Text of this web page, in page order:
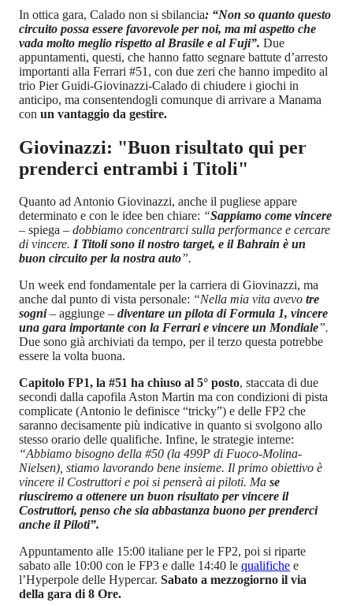
In ottica gara, Calado non si sbilancia: “Non so quanto questo
circuito possa essere favorevole per noi, ma mi aspetto che
vada molto meglio rispetto al Brasile e al Fuji”. Due
appuntamenti, questi, che hanno fatto segnare battute d’arresto
importanti alla Ferrari #51, con due zeri che hanno impedito al
trio Pier Guidi-Giovinazzi-Calado di chiudere i giochi in
anticipo, ma consentendogli comunque di arrivare a Manama
con un vantaggio da gestire.
Giovinazzi: "Buon risultato qui per
prenderci entrambi i Titoli"
Quanto ad Antonio Giovinazzi, anche il pugliese appare
determinato e con le idee ben chiare: “Sappiamo come vincere
– spiega – dobbiamo concentrarci sulla performance e cercare
di vincere. I Titoli sono il nostro target, e il Bahrain è un
buon circuito per la nostra auto”.
Un week end fondamentale per la carriera di Giovinazzi, ma
anche dal punto di vista personale: “Nella mia vita avevo tre
sogni– aggiunge – diventare un pilota di Formula 1, vincere
una gara importante con la Ferrari e vincere un Mondiale”.
Due sono già archiviati da tempo, per il terzo questa potrebbe
essere la volta buona.
Capitolo FP1, la #51 ha chiuso al 5° posto, staccata di due
secondi dalla capofila Aston Martin ma con condizioni di pista
complicate (Antonio le definisce “tricky”) e delle FP2 che
saranno decisamente più indicative in quanto si svolgono allo
stesso orario delle qualifiche. Infine, le strategie interne:
“Abbiamo bisogno della #50 (la 499P di Fuoco-Molina-
Nielsen), stiamo lavorando bene insieme. Il primo obiettivo è
vincere il Costruttori e poi si penserà ai piloti. Ma se
riusciremo a ottenere un buon risultato per vincere il
Costruttori, penso che sia abbastanza buono per prenderci
anche il Piloti”.
Appuntamento alle 15:00 italiane per le FP2, poi si riparte
sabato alle 10:00 con le FP3 e dalle 14:40 le qualifiche e
l’Hyperpole delle Hypercar. Sabato a mezzogiorno il via
della gara di 8 Ore.